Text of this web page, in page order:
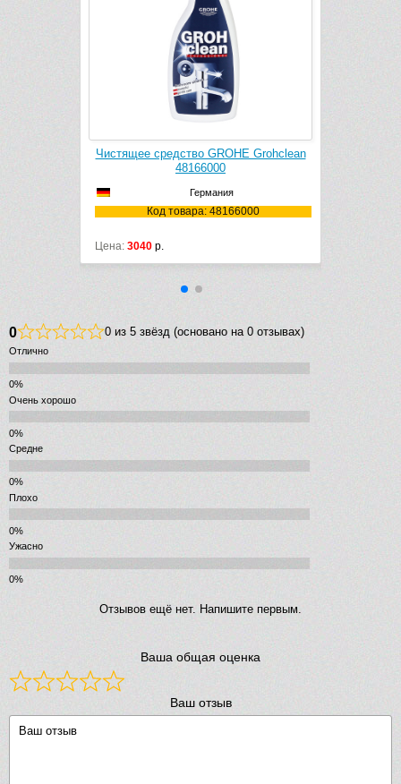
Чистящее средство GROHE Grohclean
48166000
Германия
Код товара: 48166000
Цена: 3040 р.
0 0 из 5 звёзд (основано на 0 отзывах)
Отлично
Очень хорошо
Средне
Плохо
Ужасно
Отзывов ещё нет. Напишите первым.
Ваша общая оценка
Ваш отзыв